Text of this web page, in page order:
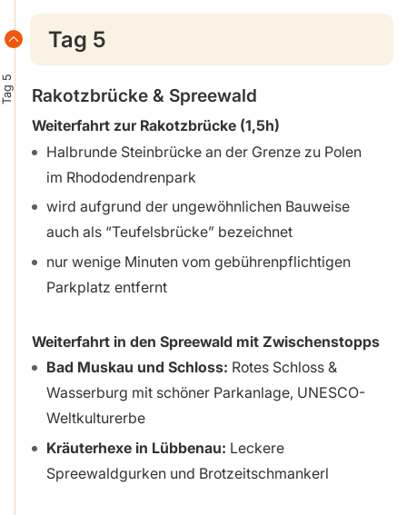
Tag 5
Tag 5
Rakotzbrücke & Spreewald
Weiterfahrt zur Rakotzbrücke (1,5h)
Halbrunde Steinbrücke an der Grenze zu Polen
im Rhododendrenpark
wird aufgrund der ungewöhnlichen Bauweise
auch als “Teufelsbrücke” bezeichnet
nur wenige Minuten vom gebührenpflichtigen
Parkplatz entfernt
Weiterfahrt in den Spreewald mit Zwischenstopps
Bad Muskau und Schloss: Rotes Schloss &
Wasserburg mit schöner Parkanlage, UNESCO-
Weltkulturerbe
Kräuterhexe in Lübbenau: Leckere
Spreewaldgurken und Brotzeitschmankerl